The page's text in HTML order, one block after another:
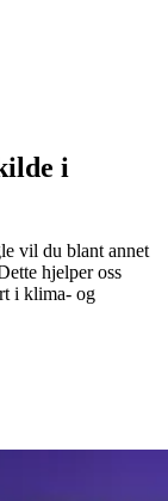
i
vil du blant annet
hjelper oss
i klima- og